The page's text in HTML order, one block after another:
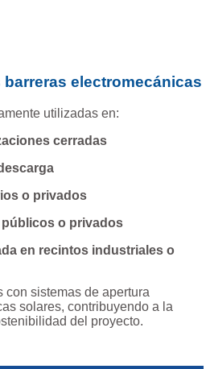
electromecánicas
utilizadas en:
cerradas
o privados
o privados
en recintos industriales o
con sistemas de apertura
solares, contribuyendo a la
del proyecto.